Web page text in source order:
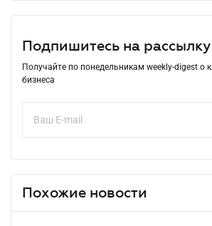
Подпишитесь на рассылку
Получайте по понедельникам weekly-digest о
бизнеса
Похожие новости